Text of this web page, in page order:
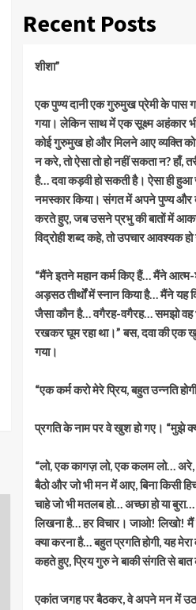
Recent Posts
शीशा”
एक पुण्य दानी एक गुरुमुख प्रेमी के पास
गया। लेकिन साथ में एक सूक्ष्म अहंकार
कोई गुरुमुख हो और मिलने आए व्यक्ति
न करे, तो ऐसा तो हो नहीं सकता न? हाँ,
है… दवा कड़वी हो सकती है। ऐसा ही
नमस्कार किया। संगत में अपने पुण्य और
करते हुए, जब उसने प्रभु की बातों में
विद्रोही शब्द कहे, तो उपचार आवश्यक हो
“मैंने इतने महान कर्म किए हैं… मैंने आत्म-
अड़सठ तीर्थों में स्नान किया है… मैंने यह
जैसा कौन है… वगैरह-वगैरह… समझो वह
रखकर घूम रहा था।” बस, दवा की एक
गया।
“एक कर्म करो मेरे प्रिय, बहुत उन्नति
प्रगति के नाम पर वे खुश हो गए। “मुझे
“लो, एक कागज़ लो, एक कलम लो…
बैठो और जो भी मन में आए, बिना किसी
चाहे जो भी मतलब हो… अच्छा हो या
लिखना है… हर विचार। जाओ! लिखो! मैं
क्या करना है… बहुत प्रगति होगी, यह
कहते हुए, प्रिय गुरु ने बाकी संगति से
एकांत जगह पर बैठकर, वे अपने मन में उठ